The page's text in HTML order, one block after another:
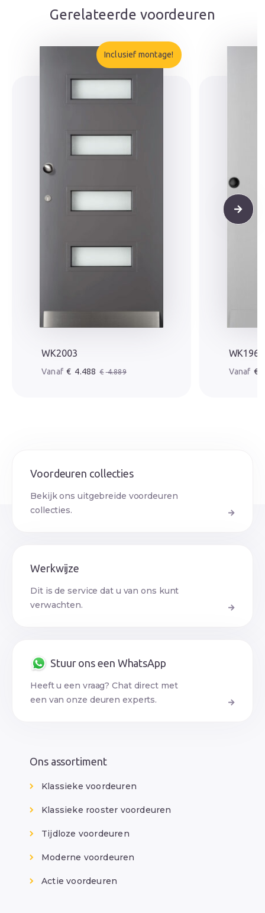
Gerelateerde voordeuren
Inclusief montage!
WK2003
€ 4.889
Oorspronkelijke prijs was: € 4.889.
€ 4.488
Huidige prijs is: € 4.488.
WK1961
€
Voordeuren collecties
Bekijk ons uitgebreide voordeuren
collecties.
Werkwijze
Dit is de service dat u van ons kunt
verwachten.
Stuur ons een WhatsApp
Heeft u een vraag? Chat direct met
een van onze deuren experts.
Ons assortiment
Klassieke voordeuren
Klassieke rooster voordeuren
Tijdloze voordeuren
Moderne voordeuren
Actie voordeuren